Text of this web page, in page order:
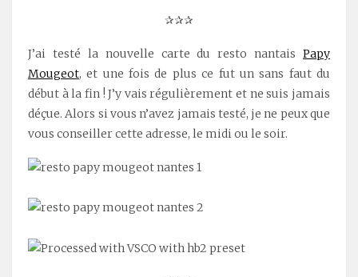
✰✰✰
J’ai testé la nouvelle carte du resto nantais Papy
Mougeot, et une fois de plus ce fut un sans faut du
début à la fin ! J’y vais régulièrement et ne suis jamais
déçue. Alors si vous n’avez jamais testé, je ne peux que
vous conseiller cette adresse, le midi ou le soir.